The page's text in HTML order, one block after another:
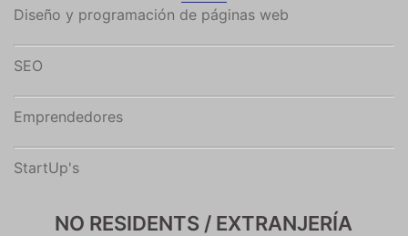
Diseño y programación de páginas web
SEO
Emprendedores
StartUp's
NO RESIDENTS / EXTRANJERÍA